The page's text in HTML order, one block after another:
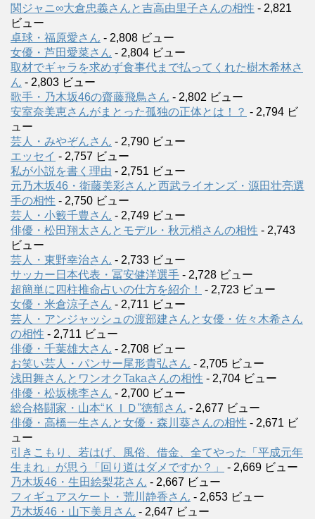
関ジャニ∞大倉忠義さんと吉高由里子さんの相性 - 2,821
ビュー
卓球・福原愛さん - 2,808 ビュー
女優・芦田愛菜さん - 2,804 ビュー
取材でギャラを求めず食事代まで払ってくれた樹木希林さ
ん - 2,803 ビュー
歌手・乃木坂46の齋藤飛鳥さん - 2,802 ビュー
安室奈美恵さんがまとった孤独の正体とは！？ - 2,794 ビ
ュー
芸人・みやぞんさん - 2,790 ビュー
エッセイ - 2,757 ビュー
私が小説を書く理由 - 2,751 ビュー
元乃木坂46・衛藤美彩さんと西武ライオンズ・源田壮亮選
手の相性 - 2,750 ビュー
芸人・小籔千豊さん - 2,749 ビュー
俳優・松田翔太さんとモデル・秋元梢さんの相性 - 2,743
ビュー
芸人・東野幸治さん - 2,733 ビュー
サッカー日本代表・冨安健洋選手 - 2,728 ビュー
超簡単に四柱推命占いの仕方を紹介！
- 2,723 ビュー
女優・米倉涼子さん - 2,711 ビュー
芸人・アンジャッシュの渡部建さんと女優・佐々木希さん
の相性 - 2,711 ビュー
俳優・千葉雄大さん - 2,708 ビュー
お笑い芸人・パンサー尾形貴弘さん - 2,705 ビュー
浅田舞さんとワンオクTakaさんの相性 - 2,704 ビュー
俳優・松坂桃李さん - 2,700 ビュー
総合格闘家・山本“ＫＩＤ”徳郁さん - 2,677 ビュー
俳優・高橋一生さんと女優・森川葵さんの相性 - 2,671 ビ
ュー
引きこもり、若はげ、風俗、借金、全てやった「平成元年
生まれ」が思う「回り道はダメですか？」
- 2,669 ビュー
乃木坂46・生田絵梨花さん - 2,667 ビュー
フィギュアスケート・荒川静香さん - 2,653 ビュー
乃木坂46・山下美月さん - 2,647 ビュー